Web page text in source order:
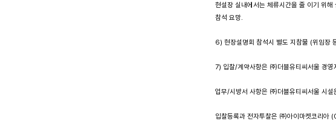
현설장 실내에서는 체류시간을 줄 이기 위
참석 요망.
6) 현장설명회 참석시 별도 지참물 (위임장
7) 입찰/계약사항은 ㈜더블유티씨서울
업무/시방서 사항은 ㈜더블유티씨서울
입찰등록과 전자투찰은 ㈜아이마켓코리